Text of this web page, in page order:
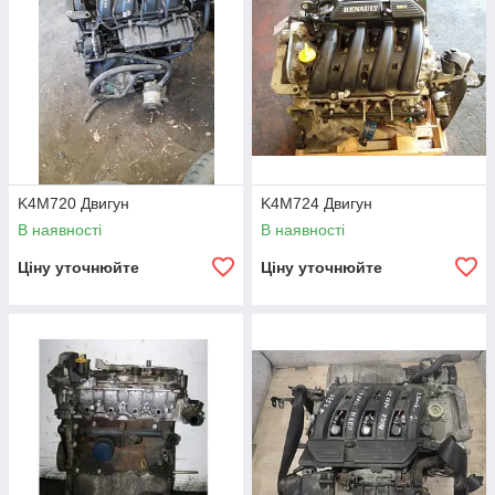
Технічні характеристики K4M:
Виробник
Група Рено
K4M720 Двигун
В наявності
Ціну уточнюйте
K4M724 Двигун
В наявності
Ціну уточнюйте